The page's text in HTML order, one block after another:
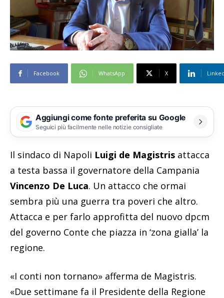
Facebook WhatsApp X
Aggiungi come fonte preferita su Google
Seguici più facilmente nelle notizie consigliate
Il sindaco di Napoli Luigi de Magistris attacca
a testa bassa il governatore della Campania
Vincenzo De Luca. Un attacco che ormai
sembra più una guerra tra poveri che altro.
Attacca e per farlo approfitta del nuovo dpcm
del governo Conte che piazza in ‘zona gialla’ la
regione.
«I conti non tornano» afferma de Magistris.
«Due settimane fa il Presidente della Regione